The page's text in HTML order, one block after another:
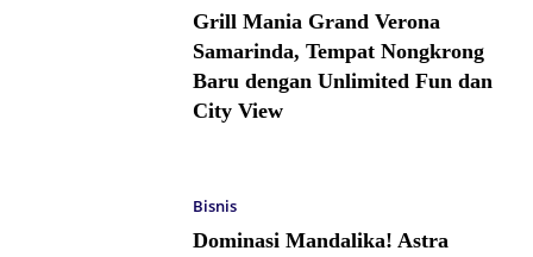
Grill Mania Grand Verona
Samarinda, Tempat Nongkrong
Baru dengan Unlimited Fun dan
City View
Bisnis
Dominasi Mandalika! Astra